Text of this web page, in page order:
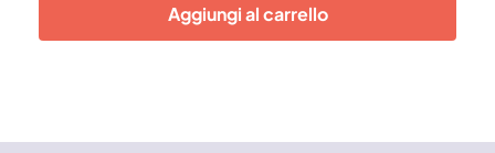
Aggiungi al carrello